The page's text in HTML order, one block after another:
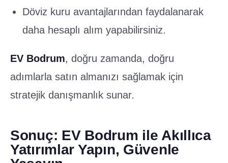
Döviz kuru avantajlarından faydalanarak
daha hesaplı alım yapabilirsiniz.
EV Bodrum, doğru zamanda, doğru
adımlarla satın almanızı sağlamak için
stratejik danışmanlık sunar.
Sonuç: EV Bodrum ile Akıllıca
Yatırımlar Yapın, Güvenle